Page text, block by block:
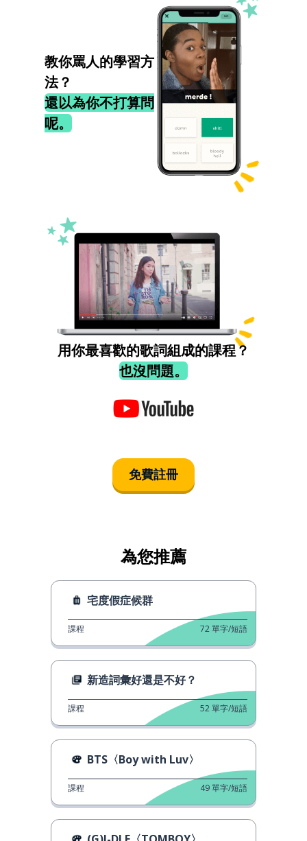
教你罵人的學習方
法？
還以為你不打算問
呢。
用你最喜歡的歌詞組成的課程？
也沒問題。
免費註冊
為您推薦
宅度假症候群
課程 72單字/短語
新造詞彙好還是不好？
課程 52單字/短語
BTS〈Boy with Luv〉
課程 49單字/短語